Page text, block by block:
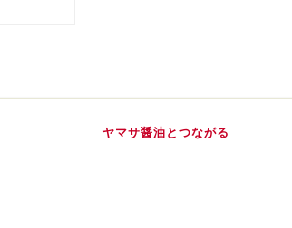
ヤマサ醤油とつながる